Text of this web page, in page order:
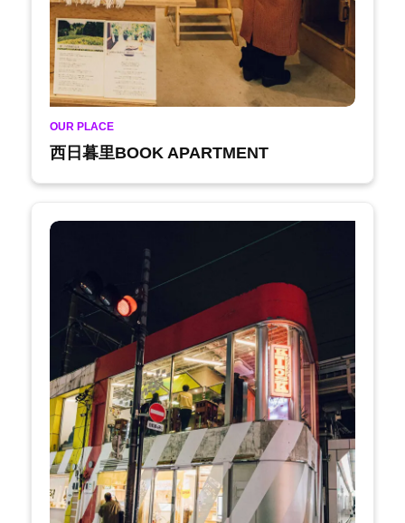
OUR PLACE
西日暮里BOOK APARTMENT